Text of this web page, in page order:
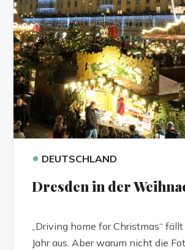
• DEUTSCHLAND
Dresden in der
„Driving home for Christmas“
Jahr aus. Aber warum nicht die